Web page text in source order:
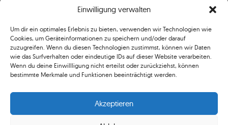
Einwilligung verwalten
Um dir ein optimales Erlebnis zu bieten, verwenden wir Technologien wie
Cookies, um Geräteinformationen zu speichern und/oder darauf
zuzugreifen. Wenn du diesen Technologien zustimmst, können wir Daten
wie das Surfverhalten oder eindeutige IDs auf dieser Website verarbeiten.
Wenn du deine Einwillligung nicht erteilst oder zurückziehst, können
bestimmte Merkmale und Funktionen beeinträchtigt werden.
Akzeptieren
für Monat unser Bestes, um Sie mit außergewöhnlichen
zu versorgen. Im Magazin, auf unserer Website & auf
unseren Social Media Plattformen! Das verdient im
klassischen Wortsinn nicht nur Anerkennung!